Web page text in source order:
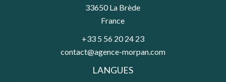
33650La Brède
France
+33 5 56 20 24 23
contact@agence-morpan.com
LANGUES